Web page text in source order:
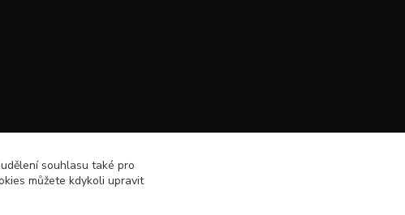
souhlasu také pro
můžete kdykoli upravit